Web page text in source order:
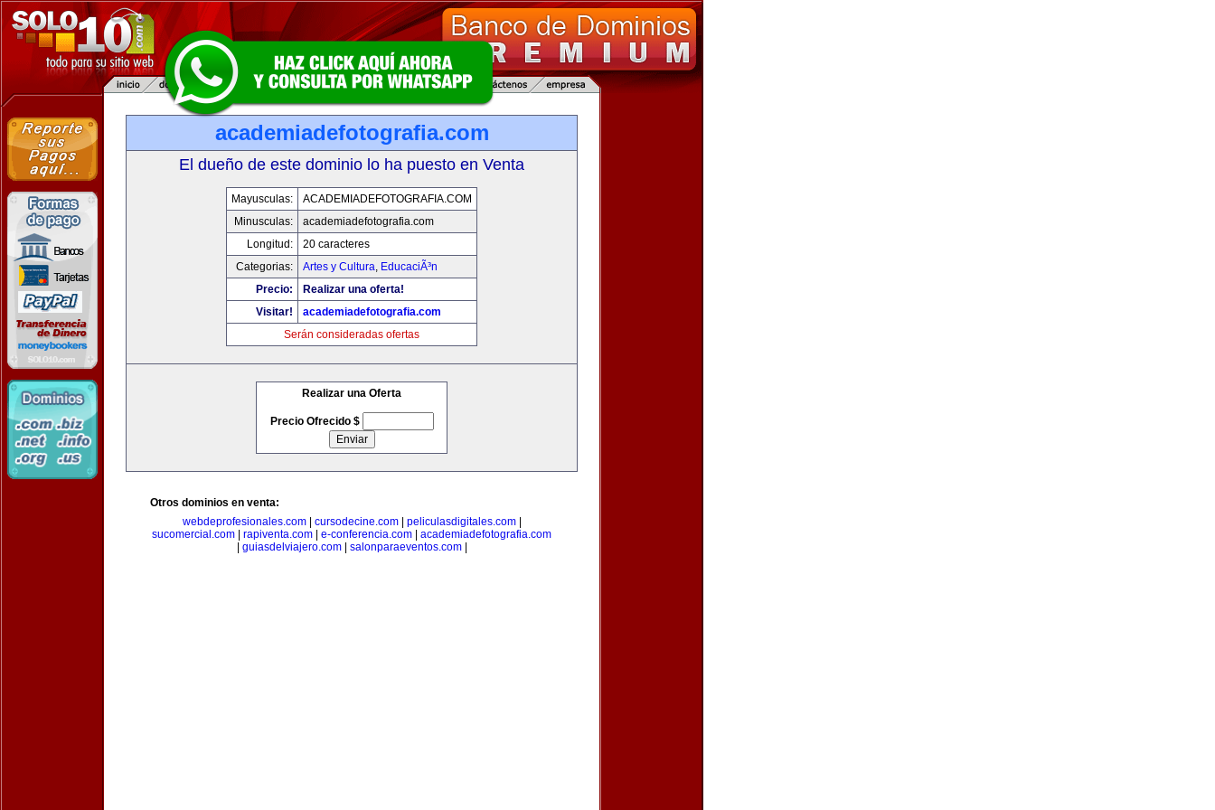
academiadefotografia.com
El dueño de este dominio lo ha puesto en Venta
Mayusculas:
ACADEMIADEFOTOGRAFIA.COM
Minusculas:
academiadefotografia.com
Longitud:
20 caracteres
Categorias:
Artes y Cultura, EducaciÃ³n
Precio:
Realizar una oferta!
Visitar!
academiadefotografia.com
Serán consideradas ofertas
Realizar una Oferta
Precio Ofrecido $
Otros dominios en venta:
webdeprofesionales.com| cursodecine.com| peliculasdigitales.com|
sucomercial.com
rapiventa.com e-conferencia.com
academiadefotografia.com
guiasdelviajero.com| salonparaeventos.com|